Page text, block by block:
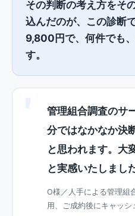
その判断の考え方をそ
込んだのが、この診断
9,800円で、何件でも
す。
管理組合調査のサ
分ではなかなか決
と思われます。大
と実感いたしました
O様／人手による管理組
用、ご成約後にキャッシ